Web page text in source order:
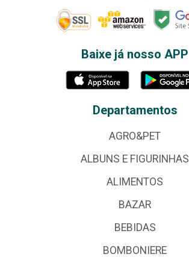
Baixe já nosso APP
Departamentos
AGRO&PET
ALBUNS E FIGURINHAS
ALIMENTOS
BAZAR
BEBIDAS
BOMBONIERE